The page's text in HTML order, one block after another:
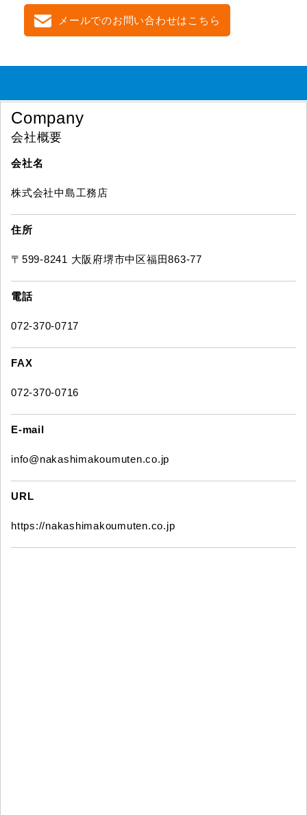
メールでのお問い合わせはこちら
Company
会社概要
会社名
株式会社中島工務店
住所
〒599-8241 大阪府堺市中区福田863-77
電話
072-370-0717
FAX
072-370-0716
E-mail
info@nakashimakoumuten.co.jp
URL
https://nakashimakoumuten.co.jp